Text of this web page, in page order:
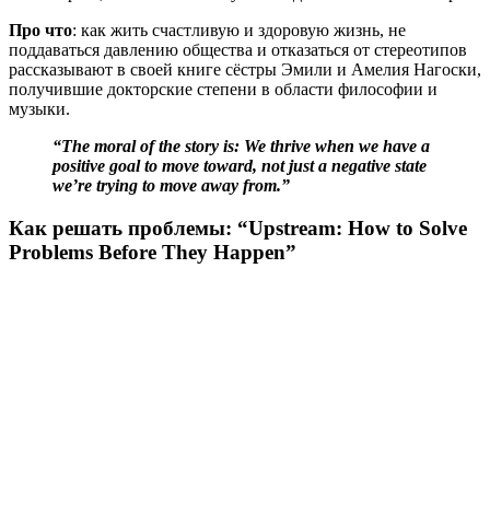
Про что: как жить счастливую и здоровую жизнь, не
поддаваться давлению общества и отказаться от стереотипов
рассказывают в своей книге сёстры Эмили и Амелия Нагоски,
получившие докторские степени в области философии и
музыки.
“The moral of the story is: We thrive when we have a
positive goal to move toward, not just a negative state
we’re trying to move away from.”
Как решать проблемы: “Upstream: How to Solve
Problems Before They Happen”